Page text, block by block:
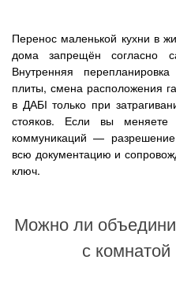
Перенос маленькой кухни в
дома запрещён согласно
Внутренняя
плиты, смена расположения
в ДАБІ только при
стояков. Если вы меняете
коммуникаций —
всю документацию и
ключ.
Можно ли
с